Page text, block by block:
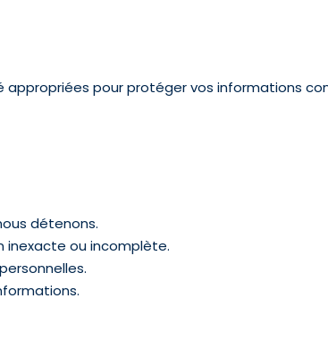
pour protéger vos informations
détenons.
ou incomplète.